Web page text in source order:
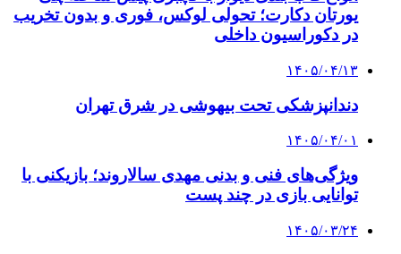
یورتان دکارت؛ تحولی لوکس، فوری و بدون تخریب
در دکوراسیون داخلی
۱۴۰۵/۰۴/۱۳
دندانپزشکی تحت بیهوشی در شرق تهران
۱۴۰۵/۰۴/۰۱
ویژگی‌های فنی و بدنی مهدی سالاروند؛ بازیکنی با
توانایی بازی در چند پست
۱۴۰۵/۰۳/۲۴